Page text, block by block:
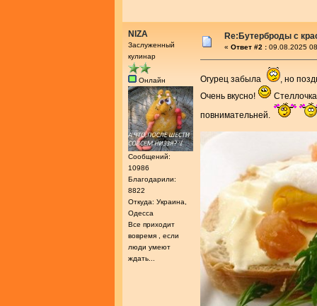
NIZA
Заслуженный
кулинар
Онлайн
Сообщений:
10986
Благодарили:
8822
Откуда: Украина,
Одесса
Все приходит
вовремя , если
люди умеют
ждать...
Re:Бутерброды с
« Ответ #2 : 09.08.2025
Огурец забыла
, но
Очень вкусно!
повнимательней.